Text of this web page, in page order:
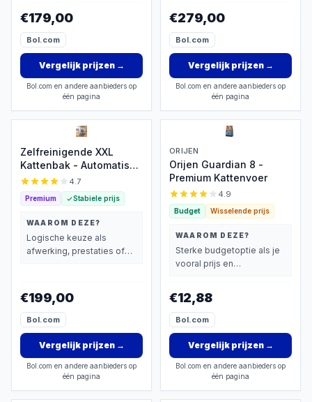
€179,00
Bol.com
Vergelijk prijzen→
Bol.com en andere aanbieders op
één pagina
€279,00
Bol.com
Vergelijk prijzen→
Bol.com en andere aanbieders op
één pagina
Zelfreinigende XXL
Kattenbak - Automatisch
95L
4.7
Premium Stabiele prijs
WAAROM DEZE?
Logische keuze als
afwerking, prestaties of
€199,00
Bol.com
Vergelijk prijzen→
Bol.com en andere aanbieders op
één pagina
ORIJEN
Orijen Guardian 8 -
Premium Kattenvoer
4.9
Budget Wisselende prijs
WAAROM DEZE?
Sterke budgetoptie als je
vooral prijs en
€12,88
Bol.com
Vergelijk prijzen→
Bol.com en andere aanbieders op
één pagina